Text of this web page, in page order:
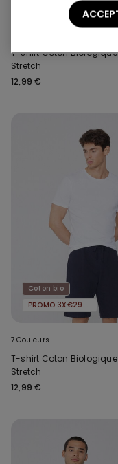
T-shirt Coton Biologique
Stretch
12,99 €
Coton bio
PROMO 3X€29.99
7 Couleurs
T-shirt Coton Biologique
Stretch
12,99 €